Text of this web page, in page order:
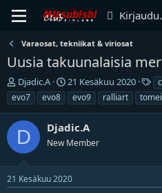
Kirjaudu sisään
Varaosat, tekniikat & viriosat
Uusia takuunalaisia
V
i
e
s
t
i
k
e
t
Djadic.A
A
l
o
t
u
ä
21 Kesäkuu 2020
T
u
n
evo7
evo8 evo9 ralliart tomei
D Djadic.A
New Member
21 Kesäkuu 2020